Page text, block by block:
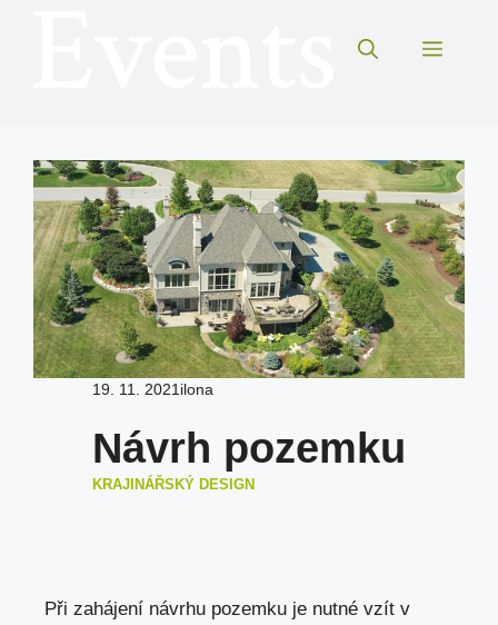
Menu
19. 11. 2021 ilona
Návrh pozemku
KRAJINÁŘSKÝ DESIGN
Při zahájení návrhu pozemku je nutné vzít v